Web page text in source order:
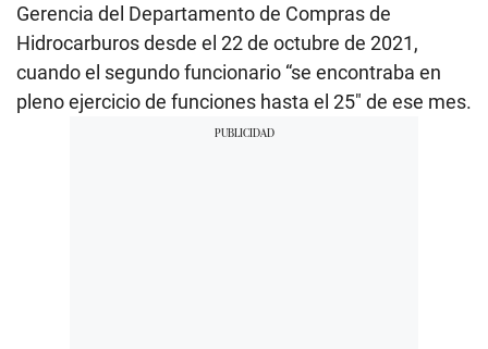
Gerencia del Departamento de Compras de
Hidrocarburos desde el 22 de octubre de 2021,
cuando el segundo funcionario “se encontraba en
pleno ejercicio de funciones hasta el 25″ de ese mes.